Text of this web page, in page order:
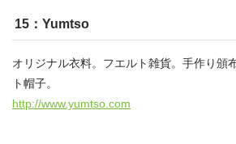
15：Yumtso
オリジナル衣料。フエルト雑貨。手作り頒
ト帽子。
http://www.yumtso.com